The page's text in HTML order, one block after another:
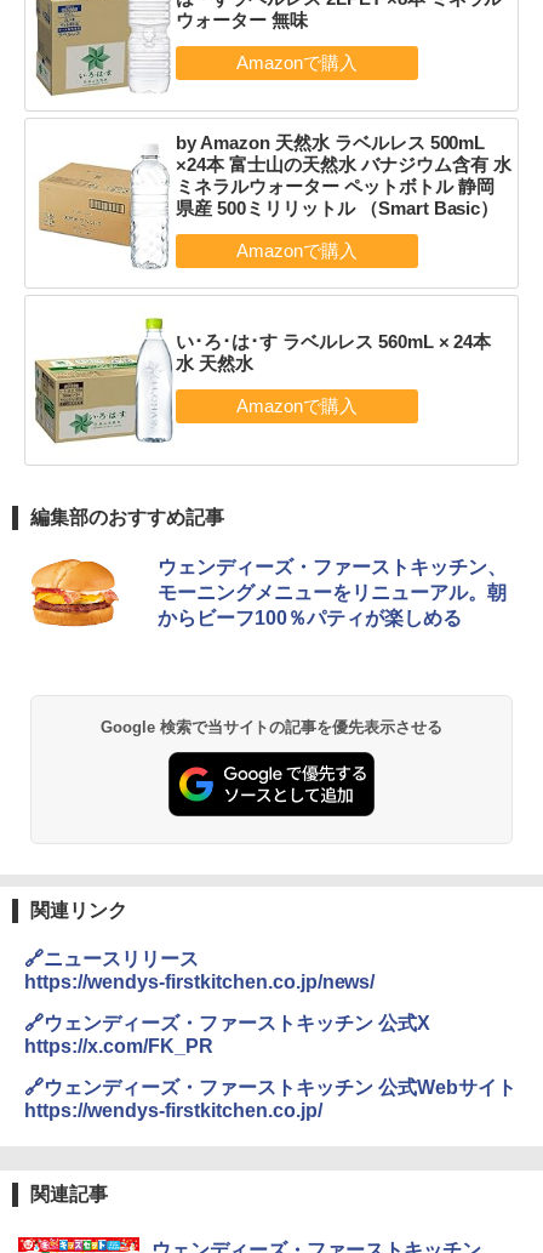
ウォーター 無味
by Amazon 天然水 ラベルレス 500mL
×24本 富士山の天然水 バナジウム含有 水
ミネラルウォーター ペットボトル 静岡
県産 500ミリリットル （Smart Basic）
い･ろ･は･す ラベルレス 560mL × 24本
水 天然水
編集部のおすすめ記事
ウェンディーズ・ファーストキッチン、
モーニングメニューをリニューアル。朝
からビーフ100％パティが楽しめる
Google 検索で当サイトの記事を優先表示させる
関連リンク
🔗ニュースリリース
https://wendys-firstkitchen.co.jp/news/
🔗ウェンディーズ・ファーストキッチン 公式X
https://x.com/FK_PR
🔗ウェンディーズ・ファーストキッチン 公式Webサイト
https://wendys-firstkitchen.co.jp/
関連記事